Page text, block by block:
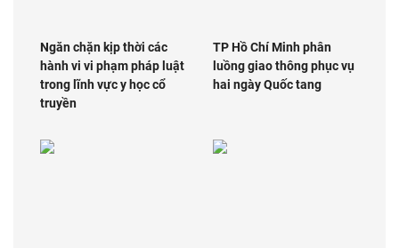
Ngăn chặn kịp thời các
hành vi vi phạm pháp luật
trong lĩnh vực y học cổ
truyền
TP Hồ Chí Minh phân
luồng giao thông phục vụ
hai ngày Quốc tang